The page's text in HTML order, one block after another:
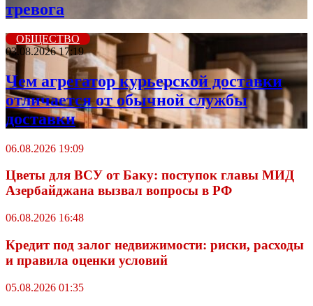
тревога
ОБЩЕСТВО
03.08.2026 17:19
Чем агрегатор курьерской доставки
отличается от обычной службы
доставки
06.08.2026 19:09
Цветы для ВСУ от Баку: поступок главы МИД
Азербайджана вызвал вопросы в РФ
06.08.2026 16:48
Кредит под залог недвижимости: риски, расходы
и правила оценки условий
05.08.2026 01:35